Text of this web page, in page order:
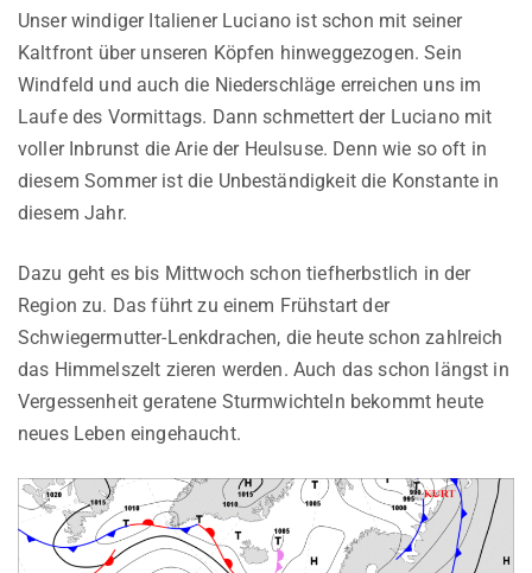
Unser windiger Italiener Luciano ist schon mit seiner
Kaltfront über unseren Köpfen hinweggezogen. Sein
Windfeld und auch die Niederschläge erreichen uns im
Laufe des Vormittags. Dann schmettert der Luciano mit
voller Inbrunst die Arie der Heulsuse. Denn wie so oft in
diesem Sommer ist die Unbeständigkeit die Konstante in
diesem Jahr.
Dazu geht es bis Mittwoch schon tiefherbstlich in der
Region zu. Das führt zu einem Frühstart der
Schwiegermutter-Lenkdrachen, die heute schon zahlreich
das Himmelszelt zieren werden. Auch das schon längst in
Vergessenheit geratene Sturmwichteln bekommt heute
neues Leben eingehaucht.